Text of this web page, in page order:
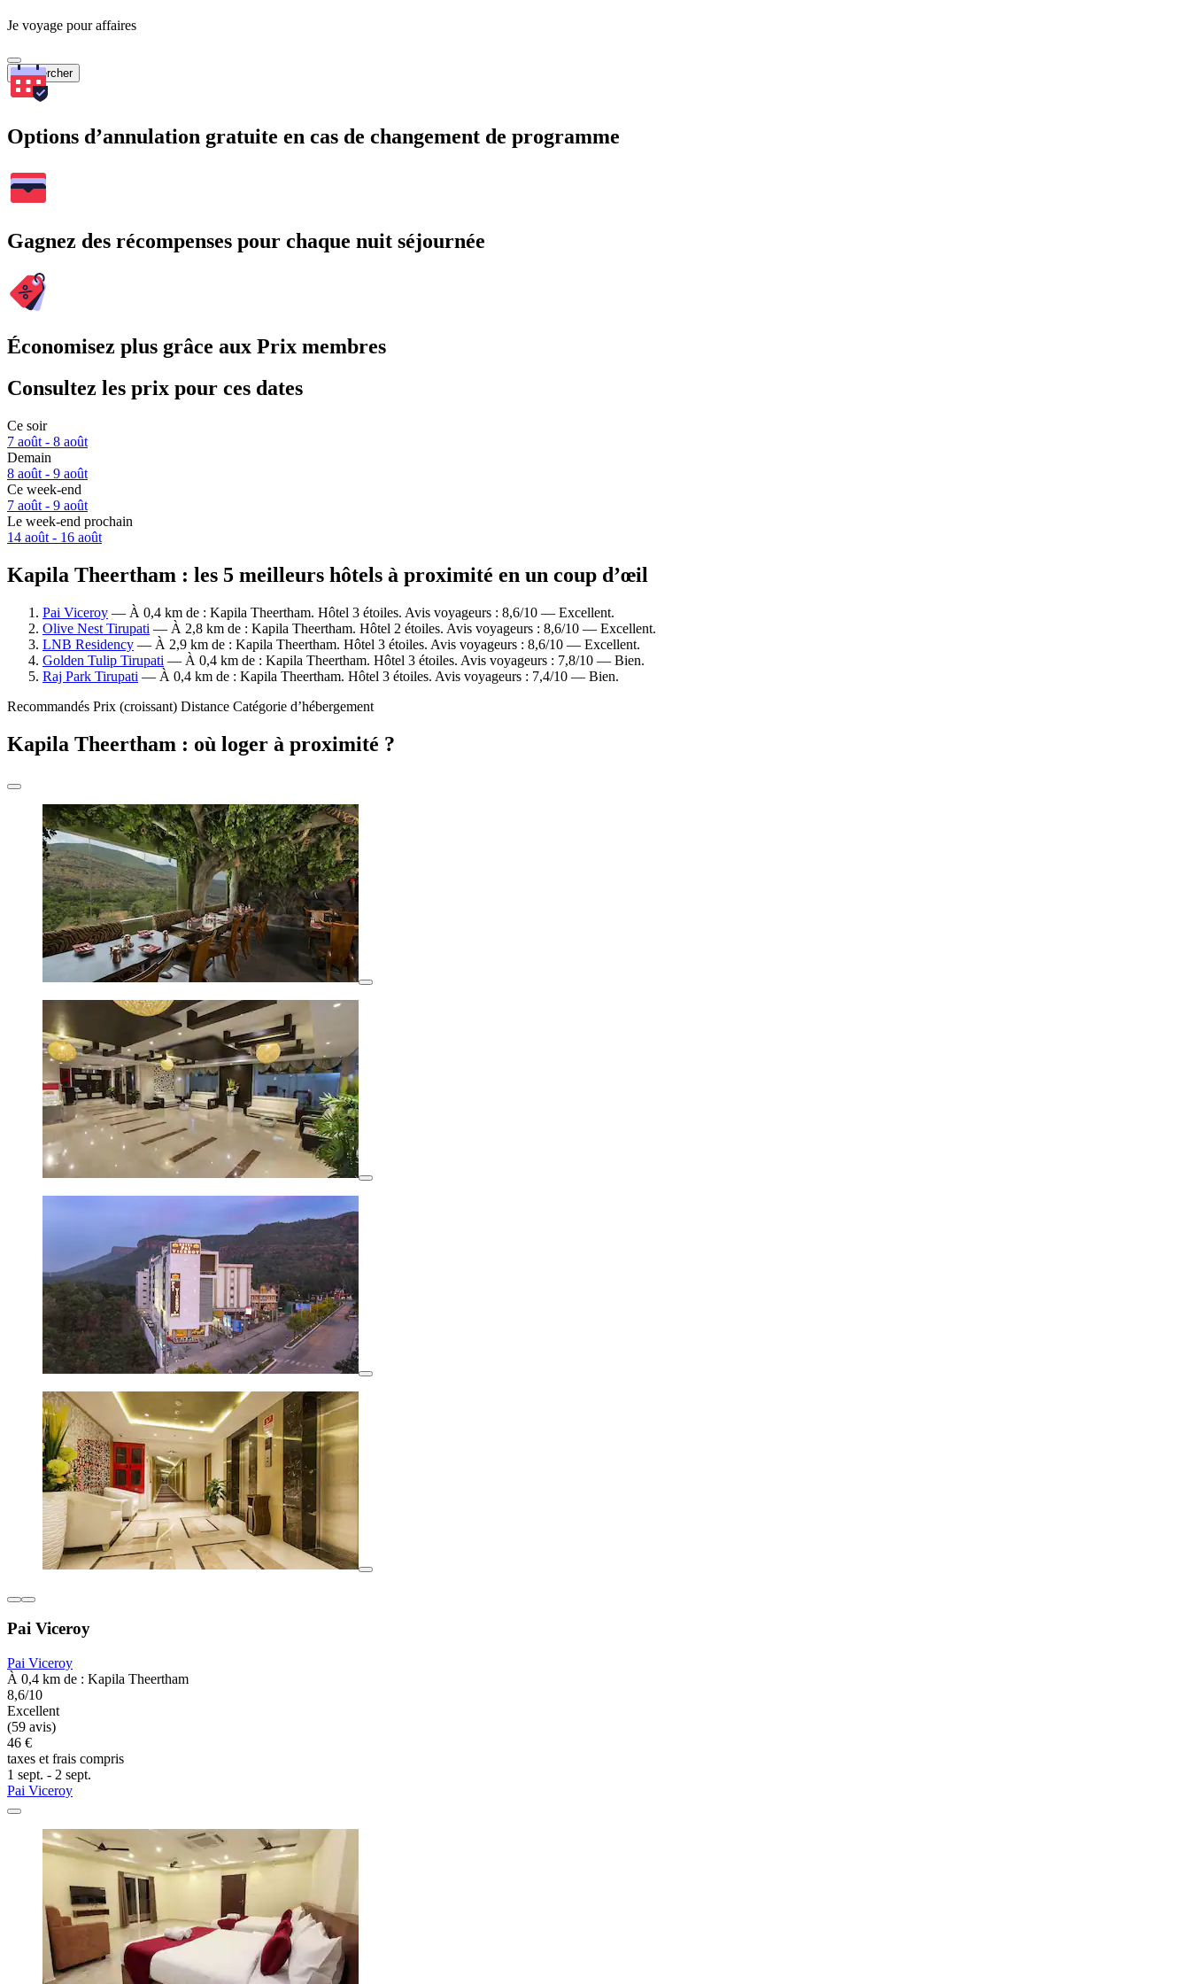
Je voyage pour affaires
Rechercher
Options d’annulation gratuite en cas de changement de programme
Gagnez des récompenses pour chaque nuit séjournée
Économisez plus grâce aux Prix membres
Consultez les prix pour ces dates
Ce soir
7 août - 8 août
Demain
8 août - 9 août
Ce week-end
7 août - 9 août
Le week-end prochain
14 août - 16 août
Kapila Theertham : les 5 meilleurs hôtels à proximité en un coup d’œil
Pai Viceroy — À 0,4 km de : Kapila Theertham. Hôtel 3 étoiles. Avis voyageurs : 8,6/10 — Excellent.
Olive Nest Tirupati — À 2,8 km de : Kapila Theertham. Hôtel 2 étoiles. Avis voyageurs : 8,6/10 — Excellent.
LNB Residency — À 2,9 km de : Kapila Theertham. Hôtel 3 étoiles. Avis voyageurs : 8,6/10 — Excellent.
Golden Tulip Tirupati — À 0,4 km de : Kapila Theertham. Hôtel 3 étoiles. Avis voyageurs : 7,8/10 — Bien.
Raj Park Tirupati — À 0,4 km de : Kapila Theertham. Hôtel 3 étoiles. Avis voyageurs : 7,4/10 — Bien.
Recommandés Prix (croissant) Distance Catégorie d’hébergement
Kapila Theertham : où loger à proximité ?
Pai Viceroy
Pai Viceroy
À 0,4 km de : Kapila Theertham
8,6/10
Excellent
(59 avis)
46 €
taxes et frais compris
1 sept. - 2 sept.
Pai Viceroy